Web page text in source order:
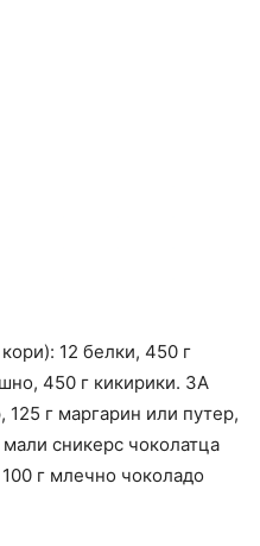
кори): 12 белки, 450 г
450 г кикирики. ЗА
г маргарин или путер,
сникерс чоколатца
г млечно чоколадо